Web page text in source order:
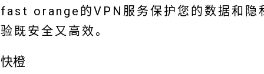
fast orange的VPN服务保护您的数据和
验既安全又高效。
快橙